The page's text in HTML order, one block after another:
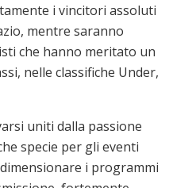
i vincitori assoluti
mentre saranno
che hanno meritato un
nelle classifiche Under,
uniti dalla passione
specie per gli eventi
i programmi